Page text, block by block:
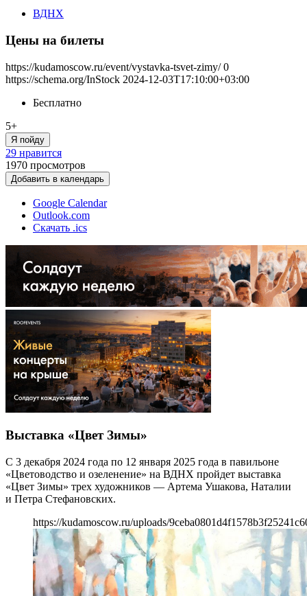
ВДНХ
Цены на билеты
https://kudamoscow.ru/event/vystavka-tsvet-zimy/ 0
https://schema.org/InStock 2024-12-03T17:10:00+03:00
Бесплатно
5+
Я пойду
29 нравится
1970 просмотров
Добавить в календарь
Google Calendar
Outlook.com
Скачать .ics
Выставка «Цвет Зимы»
С 3 декабря 2024 года по 12 января 2025 года в павильоне
«Цветоводство и озеленение» на ВДНХ пройдет выставка
«Цвет Зимы» трех художников — Артема Ушакова, Наталии
и Петра Стефановских.
https://kudamoscow.ru/uploads/